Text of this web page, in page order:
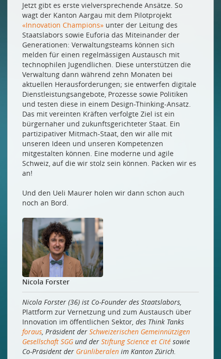
Jetzt gibt es erste vielversprechende Ansätze. So
wagt der Kanton Aargau mit dem Pilotprojekt
«Innovation Champions» unter der Leitung des
Staatslabors sowie Euforia das Miteinander der
Generationen: Verwaltungsteams können sich
melden für einen regelmässigen Austausch mit
technophilen Jugendlichen. Diese unterstützen die
Verwaltung dann während zehn Monaten bei
aktuellen Herausforderungen; sie entwerfen digitale
Dienstleistungsangebote, Prozesse sowie Politiken
und testen diese in einem Design-Thinking-Ansatz.
Das mit vereinten Kräften verfolgte Ziel ist ein
bürgernaher und zukunftsgerichteter Staat. Ein
partizipativer Mitmach-Staat, den wir alle mit
unseren Ideen und unseren Kompetenzen
mitgestalten können. Eine moderne und agile
Schweiz, auf die wir stolz sein können. Packen wir es
an!
Und den Ueli Maurer holen wir dann schon auch
noch an Bord.
Nicola Forster
Nicola Forster (36) ist Co-Founder des Staatslabors,
Plattform zur Vernetzung und zum Austausch über
Innovation im öffentlichen Sektor, des Think Tanks
foraus, Präsident der Schweizerischen Gemeinnützigen
Gesellschaft SGG und der Stiftung Science et Cité sowie
Co-Präsident der Grünliberalen im Kanton Zürich.